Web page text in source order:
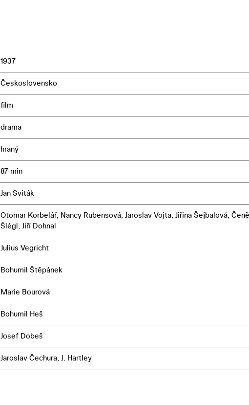
1937
Československo
film
drama
hraný
87 min
Jan Sviták
Otomar Korbelář, Nancy Rubensová, Jaroslav Vojta, Jiřina Šejbalová,
Šlégl, Jiří Dohnal
Julius Vegricht
Bohumil Štěpánek
Marie Bourová
Bohumil Heš
Josef Dobeš
Jaroslav Čechura, J. Hartley